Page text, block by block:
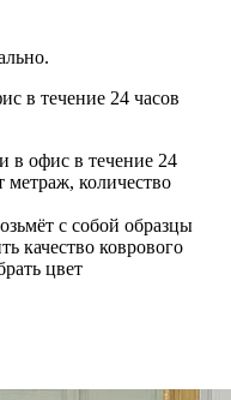
в течение 24 часов
в офис в течение 24
метраж, количество
с собой образцы
качество коврового
цвет